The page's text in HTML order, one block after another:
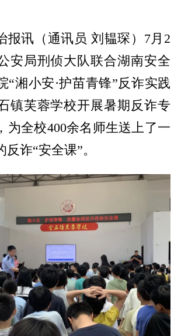
报讯（通讯员 刘韫琛）7月2
安局刑侦大队联合湖南安全
“湘小安·护苗青锋”反诈实践
镇芙蓉学校开展暑期反诈专
为全校400余名师生送上了一
诈“安全课”。